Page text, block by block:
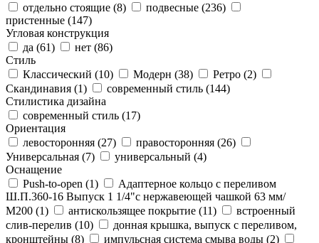
отдельно стоящие (8) подвесные (236)
пристенные (147)
Угловая конструкция
да (61) нет (86)
Стиль
Классический (10) Модерн (38) Ретро (2)
Скандинавия (1) современный стиль (144)
Стилистика дизайна
современный стиль (17)
Ориентация
левосторонняя (27) правосторонняя (26)
Универсальная (7) универсальный (4)
Оснащение
Push-to-open (1)
Адаптерное кольцо с переливом
Ш.П.360-16 Выпуск 1 1/4"с нержавеющей чашкой 63 мм/
М200 (1) антискользящее покрытие (11)
встроенный
слив-перелив (10)
донная крышка, выпуск с переливом,
кронштейны (8) импульсная система смыва воды (2)